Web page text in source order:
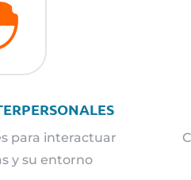
para interactuar
y su entorno